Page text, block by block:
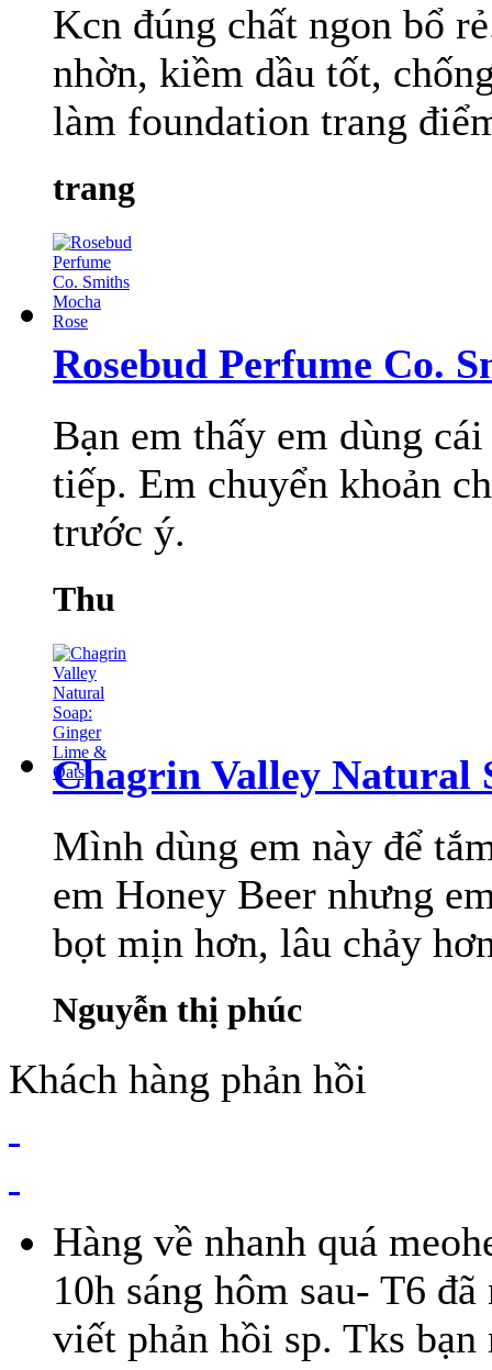
Kcn đúng chất ngon bổ
nhờn, kiềm dầu tốt,
làm foundation trang
trang
Rosebud Perfume Co.
Bạn em thấy em dùng
tiếp. Em chuyển khoản
trước ý.
Thu
Chagrin Valley Natural
Mình dùng em này để
em Honey Beer nhưng
bọt mịn hơn, lâu chảy
Nguyễn thị phúc
Khách hàng phản hồi
Hàng về nhanh quá
10h sáng hôm sau- T6
viết phản hồi sp. Tks